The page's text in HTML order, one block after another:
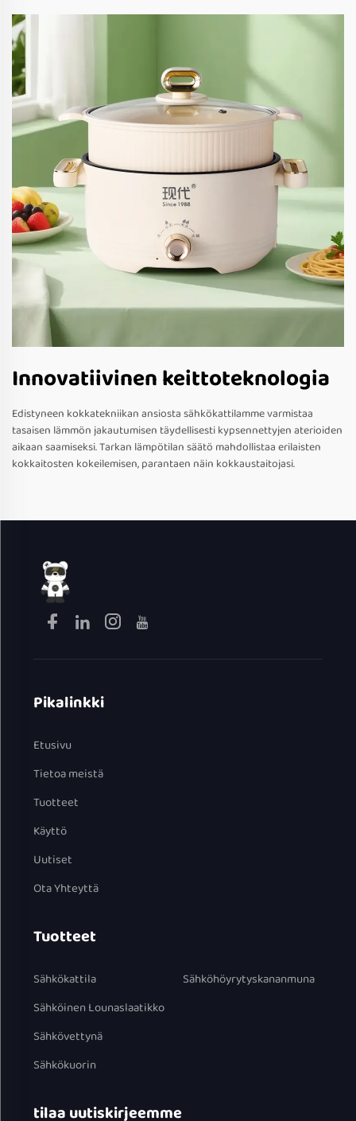
Innovatiivinen keittoteknologia
Edistyneen kokkatekniikan ansiosta sähkökattilamme varmistaa
tasaisen lämmön jakautumisen täydellisesti kypsennettyjen aterioiden
aikaan saamiseksi. Tarkan lämpötilan säätö mahdollistaa erilaisten
kokkaitosten kokeilemisen, parantaen näin kokkaustaitojasi.
Pikalinkki
Etusivu
Tietoa meistä
Tuotteet
Käyttö
Uutiset
Ota Yhteyttä
Tuotteet
Sähkökattila
Sähköinen Lounaslaatikko
Sähkövettynä
Sähkökuorin
Sähköhöyrytyskananmuna
tilaa uutiskirjeemme